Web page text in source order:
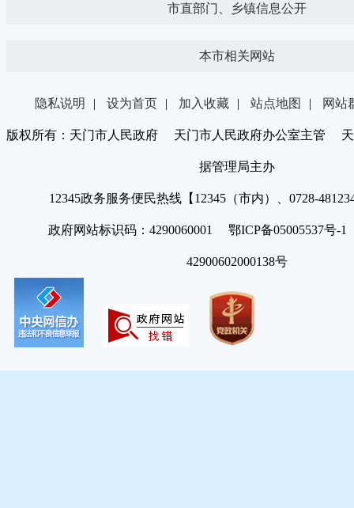
市直部门、乡镇信息公开
本市相关网站
隐私说明 | 设为首页 | 加入收藏 | 站点地图 | 网站
版权所有：天门市人民政府 天门市人民政府办公室主管 天
据管理局主办
12345政务服务便民热线【12345（市内）、0728-
政府网站标识码：4290060001 鄂ICP备05005537号
42900602000138号